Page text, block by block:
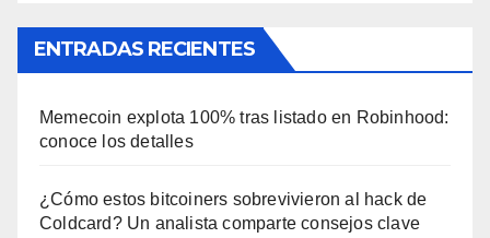
ENTRADAS RECIENTES
Memecoin explota 100% tras listado en Robinhood:
conoce los detalles
¿Cómo estos bitcoiners sobrevivieron al hack de
Coldcard? Un analista comparte consejos clave